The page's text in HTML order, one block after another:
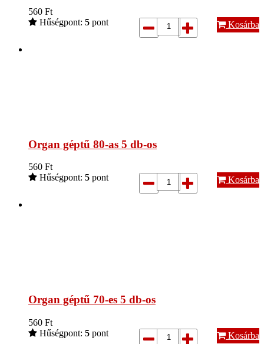
560 Ft
Hűségpont: 5 pont Kosárba
Organ géptű 80-as 5 db-os
560 Ft
Hűségpont: 5 pont Kosárba
Organ géptű 70-es 5 db-os
560 Ft
Hűségpont: 5 pont Kosárba